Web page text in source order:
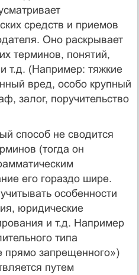
средств и приемов
Оно раскрывает
терминов, понятий,
и т.д. (Например: тяжкие
вред, особо крупный
залог, поручительство
способ не сводится
(тогда он
его гораздо шире.
особенности
юридические
и т.д. Например
типа
прямо запрещенного»)
путем